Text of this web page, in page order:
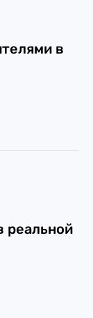
в
реальной